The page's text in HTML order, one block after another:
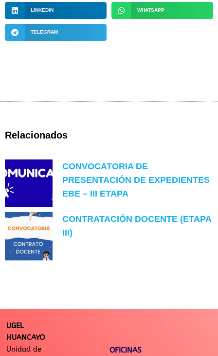
LINKEDIN WHATSAPP
TELEGRAM
Relacionados
CONVOCATORIA DE
PRESENTACIÓN DE EXPEDIENTES
EBE – III ETAPA
CONTRATACIÓN DOCENTE (ETAPA
III)
UGEL
HUANCAYO
Unidad de
OFICINAS